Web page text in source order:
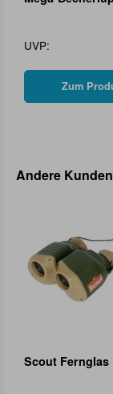
UVP:
Zum
Andere
Scout Fernglas